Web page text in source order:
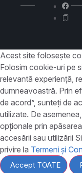
Acest site folosește
Folosim cookie-uri pe
relevantă experiență,
dumneavoastră. Prin
de acord”, sunteți de
utilizate. De
opționale prin
accesării sau utilizării
privire la Termeni și
Accept TOATE